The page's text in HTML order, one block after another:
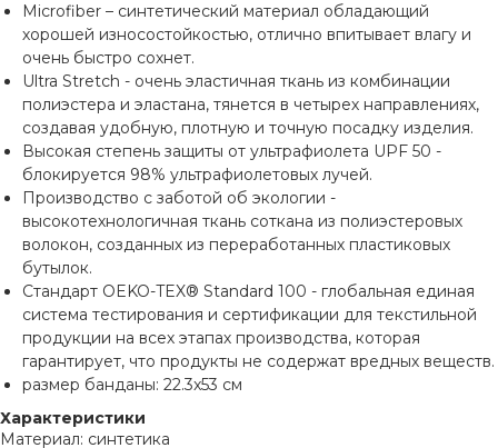
Microfiber – синтетический материал обладающий
хорошей износостойкостью, отлично впитывает влагу и
очень быстро сохнет.
Ultra Stretch - очень эластичная ткань из комбинации
полиэстера и эластана, тянется в четырех направлениях,
создавая удобную, плотную и точную посадку изделия.
Высокая степень защиты от ультрафиолета UPF 50 -
блокируется 98% ультрафиолетовых лучей.
Производство с заботой об экологии -
высокотехнологичная ткань соткана из полиэстеровых
волокон, созданных из переработанных пластиковых
бутылок.
Стандарт OEKO-TEX® Standard 100 - глобальная единая
система тестирования и сертификации для текстильной
продукции на всех этапах производства, которая
гарантирует, что продукты не содержат вредных веществ.
размер банданы: 22.3x53 см
Характеристики
Материал: синтетика